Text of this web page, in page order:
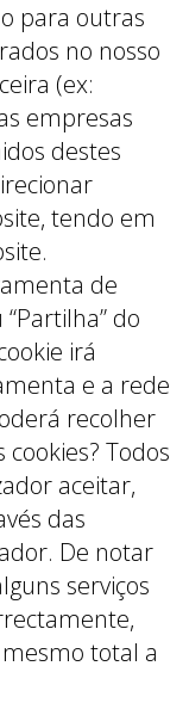
para outras
no nosso
(ex:
empresas
destes
tendo em
de
do
irá
e a rede
recolher
Todos
aceitar,
das
De notar
serviços
total a